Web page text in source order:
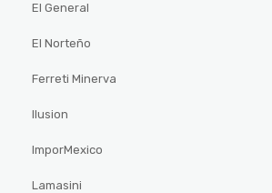
El General
El Norteño
Ferreti Minerva
Ilusion
ImporMexico
Lamasini